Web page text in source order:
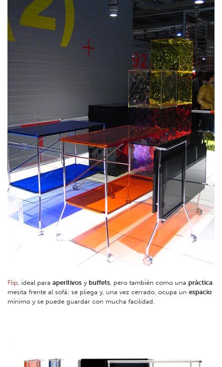
Flip, ideal para aperitivos y buffets, pero también como una práctica
mesita frente al sofá; se pliega y, una vez cerrado, ocupa un espacio
mínimo y se puede guardar con mucha facilidad.